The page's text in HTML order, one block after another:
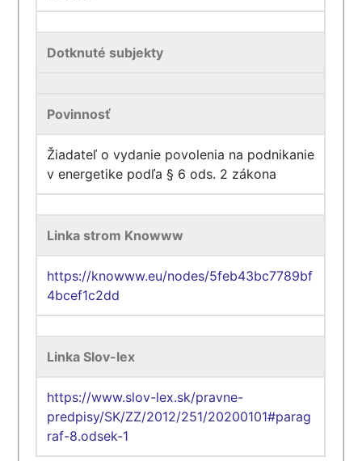
Dotknuté subjekty
Povinnosť
Žiadateľ o vydanie povolenia na podnikanie
v energetike podľa § 6 ods. 2 zákona
Linka strom Knowww
https://knowww.eu/nodes/5feb43bc7789bf
4bcef1c2dd
Linka Slov-lex
https://www.slov-lex.sk/pravne-
predpisy/SK/ZZ/2012/251/20200101#parag
raf-8.odsek-1